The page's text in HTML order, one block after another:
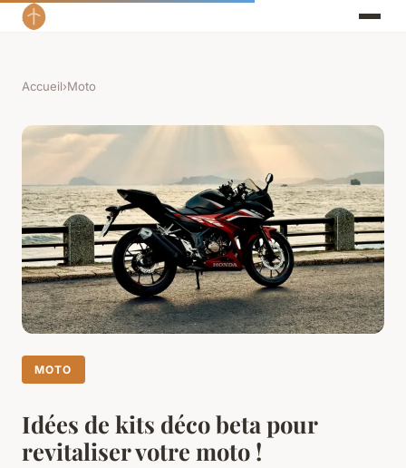
Accueil›Moto
MOTO
Idées de kits déco beta pour
revitaliser votre moto !